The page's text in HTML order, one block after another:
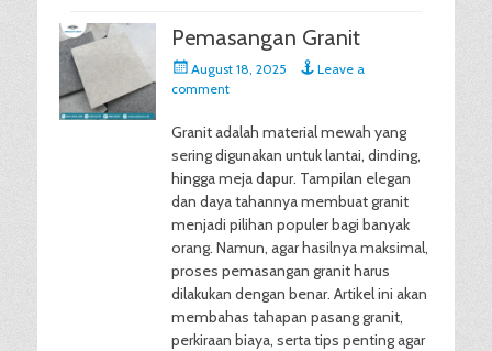
Pemasangan Granit
Posted
on
August 18, 2025
Leave a
comment
Granit adalah material mewah yang
sering digunakan untuk lantai, dinding,
hingga meja dapur. Tampilan elegan
dan daya tahannya membuat granit
menjadi pilihan populer bagi banyak
orang. Namun, agar hasilnya maksimal,
proses pemasangan granit harus
dilakukan dengan benar. Artikel ini akan
membahas tahapan pasang granit,
perkiraan biaya, serta tips penting agar